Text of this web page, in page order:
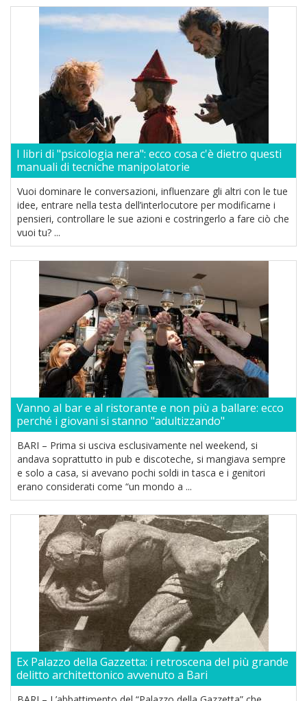
I libri di "psicologia nera": ecco cosa c'è dietro questi
manuali di tecniche manipolatorie
Vuoi dominare le conversazioni, influenzare gli altri con le tue
idee, entrare nella testa dell’interlocutore per modificarne i
pensieri, controllare le sue azioni e costringerlo a fare ciò che
vuoi tu? ...
Vanno al bar e al ristorante e non più a ballare: ecco
perché i giovani si stanno "adultizzando"
BARI – Prima si usciva esclusivamente nel weekend, si
andava soprattutto in pub e discoteche, si mangiava sempre
e solo a casa, si avevano pochi soldi in tasca e i genitori
erano considerati come “un mondo a ...
Ex Palazzo della Gazzetta: i retroscena del più grande
delitto architettonico avvenuto a Bari